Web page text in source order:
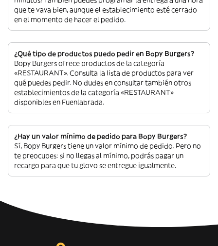
que te vaya bien, aunque el establecimiento esté cerrado
en el momento de hacer el pedido.
¿Qué tipo de productos puedo pedir en Bopy Burgers?
Bopy Burgers ofrece productos de la categoría
«RESTAURANT». Consulta la lista de productos para ver
qué puedes pedir. No dudes en consultar también otros
establecimientos de la categoría «RESTAURANT»
disponibles en Fuenlabrada.
¿Hay un valor mínimo de pedido para Bopy Burgers?
Sí, Bopy Burgers tiene un valor mínimo de pedido. Pero no
te preocupes: si no llegas al mínimo, podrás pagar un
recargo para que tu glovo se entregue igualmente.